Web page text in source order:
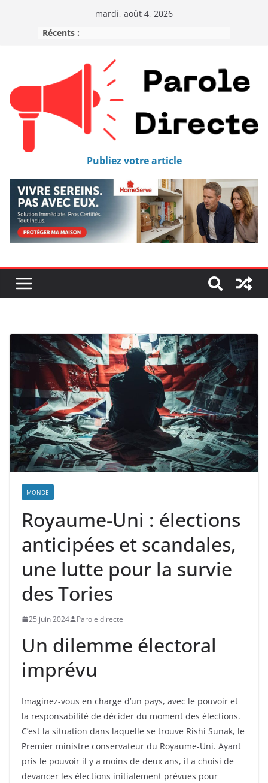
mardi, août 4, 2026
Récents :
Publiez votre article
MONDE
Royaume-Uni : élections
anticipées et scandales,
une lutte pour la survie
des Tories
25 juin 2024 Parole directe
Un dilemme électoral
imprévu
Imaginez-vous en charge d’un pays, avec le pouvoir et
la responsabilité de décider du moment des élections.
C’est la situation dans laquelle se trouve Rishi Sunak, le
Premier ministre conservateur du Royaume-Uni. Ayant
pris le pouvoir il y a moins de deux ans, il a choisi de
devancer les élections initialement prévues pour